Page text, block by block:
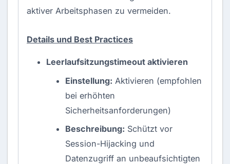
aktiver Arbeitsphasen zu vermeiden.
Details und Best Practices
Leerlaufsitzungstimeout aktivieren
Einstellung: Aktivieren (empfohlen
bei erhöhten
Sicherheitsanforderungen)
Beschreibung: Schützt vor
Session-Hijacking und
Datenzugriff an unbeaufsichtigten